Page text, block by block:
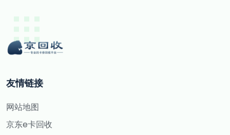
友情链接
网站地图
京东e卡回收